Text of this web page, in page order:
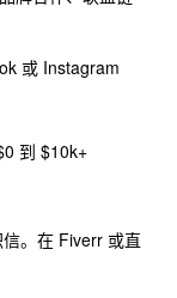
或 Instagram
到 $10k+
。在 Fiverr 或直